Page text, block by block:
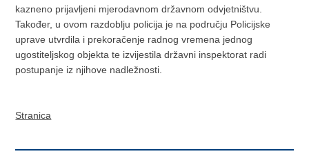
kazneno prijavljeni mjerodavnom državnom odvjetništvu.
Također, u ovom razdoblju policija je na području Policijske
uprave utvrdila i prekoračenje radnog vremena jednog
ugostiteljskog objekta te izvijestila državni inspektorat radi
postupanje iz njihove nadležnosti.
Stranica